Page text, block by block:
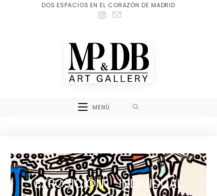
DOS ESPACIOS EN EL CORAZÓN DE MADRID
MENÚ
EXPOSICIÓN INDIVIDUAL